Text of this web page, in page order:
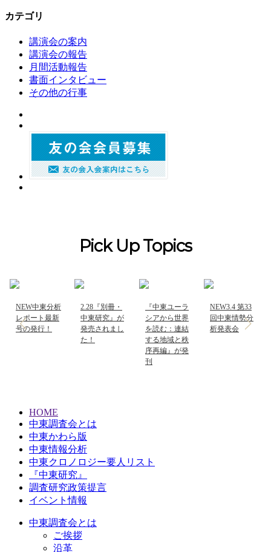
カテゴリ
講演会の案内
講演会の報告
月間活動報告
書面インタビュー
その他の行事
Pick Up Topics
NEW中東分析
レポート最新
号の発行！
2.28『別冊・
中東研究』が
発売されまし
た！
『中東ユーラ
シアから世界
を読む：連結
する地域と秩
序再編』が発
刊
NEW3.4 第33
回中東情勢分
析発表会
< >
HOME
中東調査会とは
中東かわら版
中東情報分析
中東クロノロジー要人リスト
『中東研究』
調査研究政策提言
イベント情報
中東調査会とは
ご挨拶
沿革